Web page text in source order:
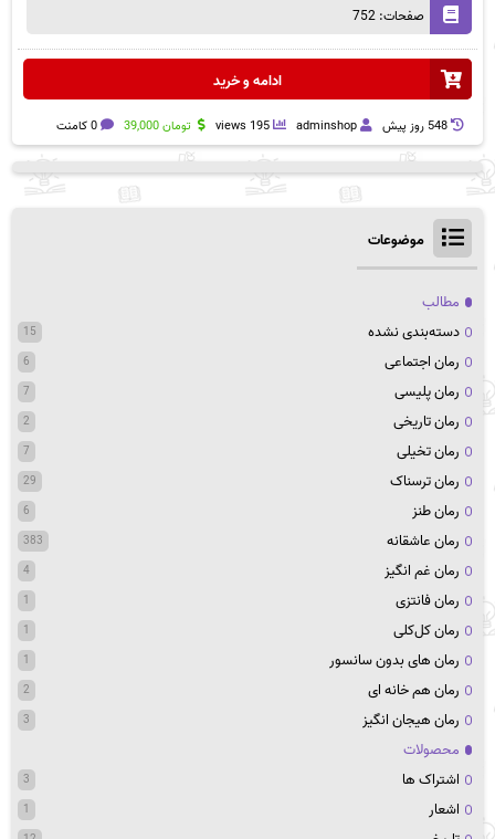
صفحات: 752
ادامه و خرید
548 روز پيش adminshop
195 views تومان39,000 0 کامنت
موضوعات
مطالب
دسته‌بندی نشده
15
رمان اجتماعی 6
رمان پلیسی 7
رمان تاریخی 2
رمان تخیلی 7
رمان ترسناک 29
رمان طنز 6
رمان عاشقانه 383
رمان غم انگیز 4
رمان فانتزی 1
رمان کل‌کلی 1
رمان های بدون سانسور 1
رمان هم خانه ای 2
رمان هیجان انگیز 3
محصولات
اشتراک ها
3
اشعار 1